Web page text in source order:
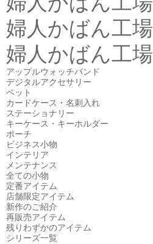
婦人かばん工場
婦人かばん工場
アップルウォッチバンド
デジタルアクセサリー
ペット
カードケース・名刺入れ
ステーショナリー
キーケース・キーホルダー
ポーチ
ビジネス小物
インテリア
メンテナンス
全ての小物
定番アイテム
店舗限定アイテム
新作のご紹介
再販売アイテム
残りわずかのアイテム
シリーズ一覧